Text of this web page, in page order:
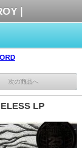
|
次の商品へ
LP